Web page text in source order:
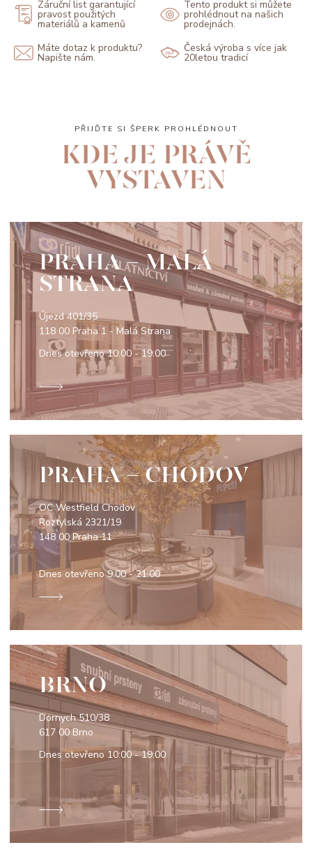
Záruční list garantující
pravost použitých
materiálů a kamenů
Tento produkt si můžete
prohlédnout na našich
prodejnách.
Máte dotaz k produktu?
Napište nám.
Česká výroba s více jak
20letou tradicí
PŘIJĎTE SI ŠPERK PROHLÉDNOUT
KDE JE PRÁVĚ
VYSTAVEN
PRAHA - MALÁ
STRANA
Újezd 401/35
118 00 Praha 1 - Malá Strana
Dnes otevřeno10:00 - 19:00
PRAHA - CHODOV
OC Westfield Chodov
Roztylská 2321/19
148 00 Praha 11
Dnes otevřeno9:00 - 21:00
BRNO
Dornych 510/38
617 00 Brno
Dnes otevřeno 10:00 - 19:00